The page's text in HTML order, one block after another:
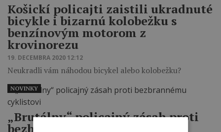
Košickí policajti zaistili ukradnuté
bicykle i bizarnú kolobežku s
benzínovým motorom z
krovinorezu
19. DECEMBRA 2020 12:12
Neukradli vám náhodou bicykel alebo kolobežku?
„Brutálny“ policajný zásah proti
bezbrannému cyklistovi
NOVINKY